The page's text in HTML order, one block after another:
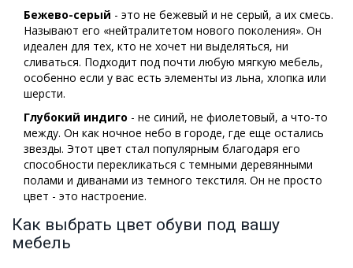
Бежево-серый - это не бежевый и не серый, а их смесь.
Называют его «нейтралитетом нового поколения». Он
идеален для тех, кто не хочет ни выделяться, ни
сливаться. Подходит под почти любую мягкую мебель,
особенно если у вас есть элементы из льна, хлопка или
шерсти.
Глубокий индиго - не синий, не фиолетовый, а что-то
между. Он как ночное небо в городе, где еще остались
звезды. Этот цвет стал популярным благодаря его
способности перекликаться с темными деревянными
полами и диванами из темного текстиля. Он не просто
цвет - это настроение.
Как выбрать цвет обуви под вашу
мебель